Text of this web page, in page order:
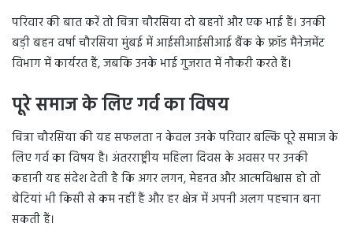
परिवार की बात करें तो चित्रा चौरसिया दो बहनों और एक भाई हैं। उनकी
बड़ी बहन वर्षा चौरसिया मुंबई में आईसीआईसीआई बैंक के फ्रॉड मैनेजमेंट
विभाग में कार्यरत हैं, जबकि उनके भाई गुजरात में नौकरी करते हैं।
पूरे समाज के लिए गर्व का विषय
चित्रा चौरसिया की यह सफलता न केवल उनके परिवार बल्कि पूरे समाज के
लिए गर्व का विषय है। अंतरराष्ट्रीय महिला दिवस के अवसर पर उनकी
कहानी यह संदेश देती है कि अगर लगन, मेहनत और आत्मविश्वास हो तो
बेटियां भी किसी से कम नहीं हैं और हर क्षेत्र में अपनी अलग पहचान बना
सकती हैं।